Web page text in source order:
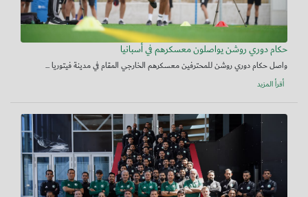
حكام دوري روشن يواصلون معسكرهم في أسبانيا
واصل حكام دوري روشن للمحترفين معسكرهم الخارجي المقام في مدينة فيتوريا ...
أقرأ المزيد